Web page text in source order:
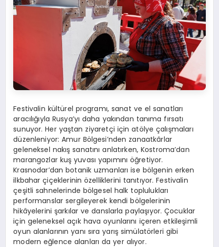
Festivalin kültürel programı, sanat ve el sanatları
aracılığıyla Rusya’yı daha yakından tanıma fırsatı
sunuyor. Her yaştan ziyaretçi için atölye çalışmaları
düzenleniyor: Amur Bölgesi’nden zanaatkârlar
geleneksel nakış sanatını anlatırken, Kostroma’dan
marangozlar kuş yuvası yapımını öğretiyor.
Krasnodar’dan botanik uzmanları ise bölgenin erken
ilkbahar çiçeklerinin özelliklerini tanıtıyor. Festivalin
çeşitli sahnelerinde bölgesel halk toplulukları
performanslar sergileyerek kendi bölgelerinin
hikâyelerini şarkılar ve danslarla paylaşıyor. Çocuklar
için geleneksel açık hava oyunlarını içeren etkileşimli
oyun alanlarının yanı sıra yarış simülatörleri gibi
modern eğlence alanları da yer alıyor.